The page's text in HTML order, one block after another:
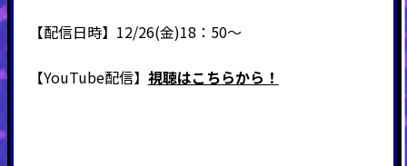
【配信日時】12/26(金)18：50～
【YouTube配信】 視聴はこちらから！